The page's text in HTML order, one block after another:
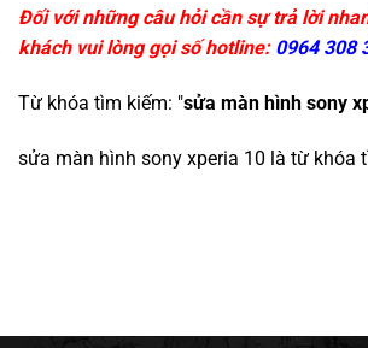
Đối với những câu hỏi cần sự trả lời
khách vui lòng gọi số hotline: 0964 308
Từ khóa tìm kiếm: "sửa màn hình sony
sửa màn hình sony xperia 10 là từ khóa